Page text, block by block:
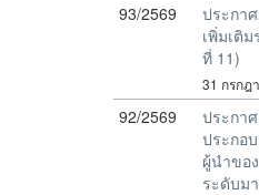
93/2569
ประกา
เพิ่มเติ
ที่ 11)
31 กรกฎ
92/2569
ประกา
ประกอ
ผู้นำขอ
ระดับม